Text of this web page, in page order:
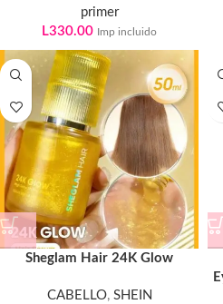
primer
L330.00 Imp incluido
Sheglam Hair 24K Glow
CABELLO, SHEIN